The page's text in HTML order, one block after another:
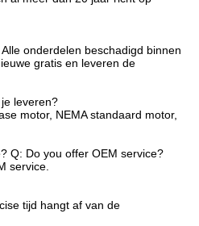
onderdelen beschadigd binnen
gratis en leveren de
leveren?
motor, NEMA standaard motor,
Q: Do you offer OEM service?
service.
tijd hangt af van de